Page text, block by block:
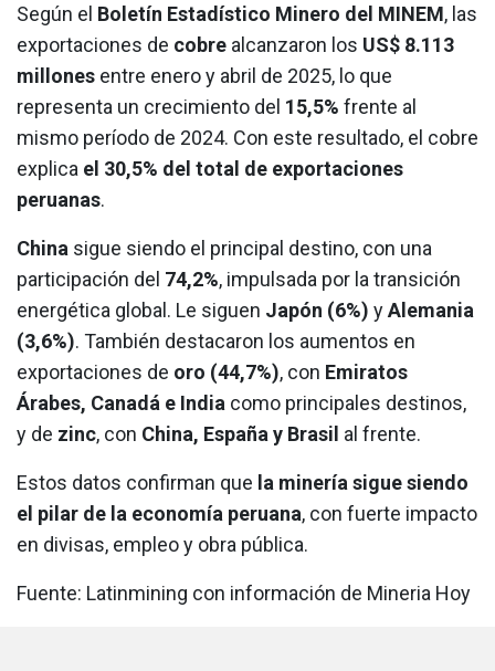
Según el Boletín Estadístico Minero del MINEM, las
exportaciones de cobre alcanzaron los US$ 8.113
millones entre enero y abril de 2025, lo que
representa un crecimiento del 15,5% frente al
mismo período de 2024. Con este resultado, el cobre
explica el 30,5% del total de exportaciones
peruanas.
China sigue siendo el principal destino, con una
participación del 74,2%, impulsada por la transición
energética global. Le siguen Japón (6%) yAlemania
(3,6%). También destacaron los aumentos en
exportaciones de oro (44,7%), con Emiratos
Árabes, Canadá e India como principales destinos,
y de zinc, con China, España y Brasil al frente.
Estos datos confirman que la minería sigue siendo
el pilar de la economía peruana, con fuerte impacto
en divisas, empleo y obra pública.
Fuente: Latinmining con información de Mineria Hoy